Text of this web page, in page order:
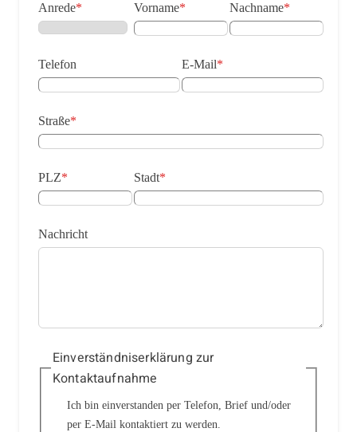
Anrede* Vorname* Nachname*
Telefon E-Mail*
Straße*
PLZ* Stadt*
Nachricht
Einverständniserklärung zur
Kontaktaufnahme
Ich bin einverstanden per Telefon, Brief und/oder
per E-Mail kontaktiert zu werden.